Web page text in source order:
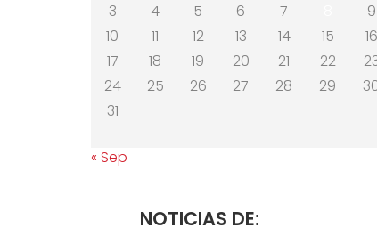
3
4 5 6 7
9
10
11 12 13 14 15
16
17
18 19 20 21 22
24
25 26 27 28 29
31
« Sep
NOTICIAS DE: